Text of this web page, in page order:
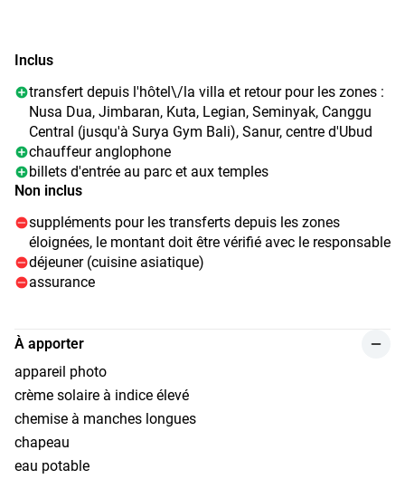
Inclus
transfert depuis l'hôtel\/la villa et retour pour les zones :
Nusa Dua, Jimbaran, Kuta, Legian, Seminyak, Canggu
Central (jusqu'à Surya Gym Bali), Sanur, centre d'Ubud
chauffeur anglophone
billets d'entrée au parc et aux temples
Non inclus
suppléments pour les transferts depuis les zones
éloignées, le montant doit être vérifié avec le responsable
déjeuner (cuisine asiatique)
assurance
À apporter
appareil photo
crème solaire à indice élevé
chemise à manches longues
chapeau
eau potable